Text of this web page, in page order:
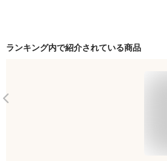
ランキング内で紹介されている商品